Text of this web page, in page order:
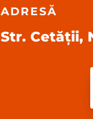
ADRESĂ
Str. Cetății,